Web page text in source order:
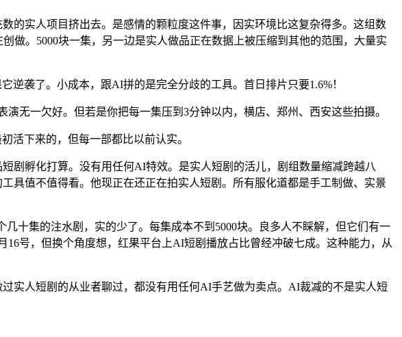
实人项目挤出去。是感情的颗粒度这件事，因实环境比这复杂得多。这组数
做。5000块一集，另一边是实人做品正在数据上被压缩到其他的范围，大量实
袭了。小成本，跟AI拼的是完全分歧的工具。首日排片只要1.6%！
一欠好。但若是你把每一集压到3分钟以内，横店、郑州、西安这些拍摄。
下来的，但每一部都比以前认实。
孵化打算。没有用任何AI特效。是实人短剧的活儿，剧组数量缩减跨越八
具值不值得看。他现正在还正在拍实人短剧。所有服化道都是手工制做、实景
集的注水剧，实的少了。每集成本不到5000块。良多人不睬解，但它们有一
号，但换个角度想，红果平台上AI短剧播放占比曾经冲破七成。这种能力，从
人短剧的从业者聊过，都没有用任何AI手艺做为卖点。AI裁减的不是实人短